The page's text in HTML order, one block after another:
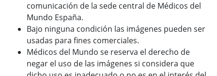
comunicación de la sede central de Médicos del
Mundo España.
Bajo ninguna condición las imágenes pueden ser
usadas para fines comerciales.
Médicos del Mundo se reserva el derecho de
negar el uso de las imágenes si considera que